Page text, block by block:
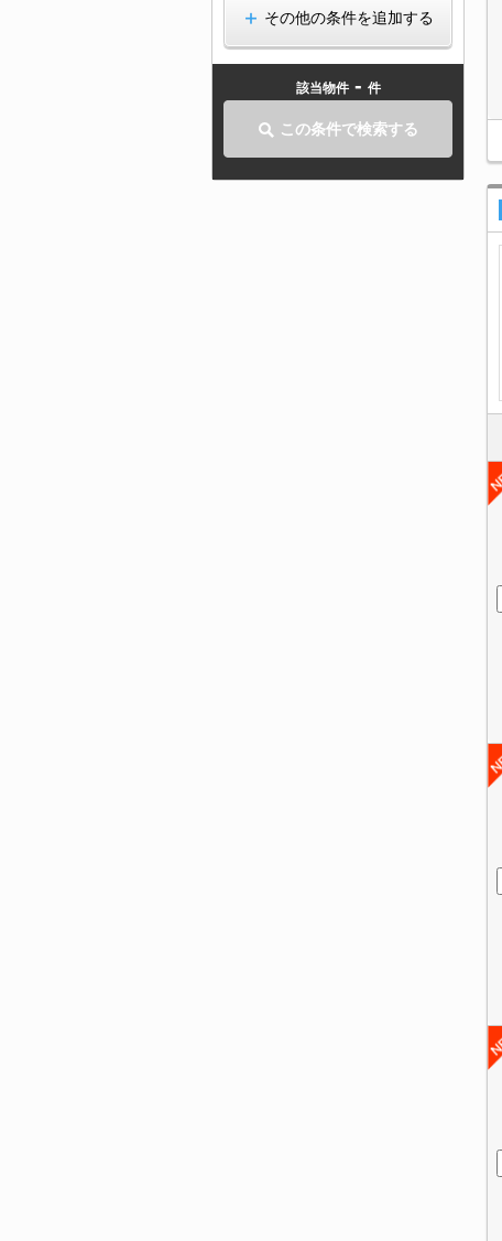
その他の条件を追加する
該当物件 - 件
この条件で検索する